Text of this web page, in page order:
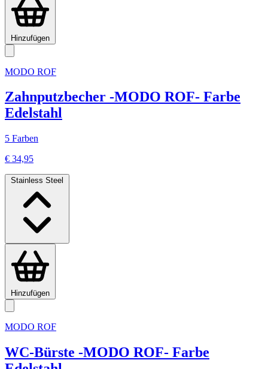
Hinzufügen
MODO ROF
Zahnputzbecher -MODO ROF- Farbe
Edelstahl
5 Farben
€ 34,95
Stainless Steel
Hinzufügen
MODO ROF
WC-Bürste -MODO ROF- Farbe